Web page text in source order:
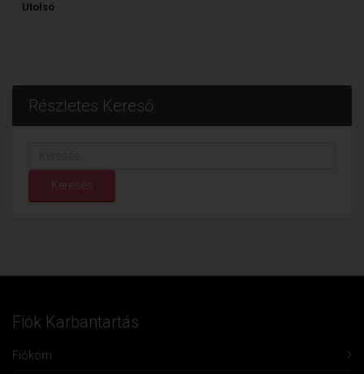
Utolsó
Részletes Kereső
Keresés
Fiók Karbantartás
Fiókom